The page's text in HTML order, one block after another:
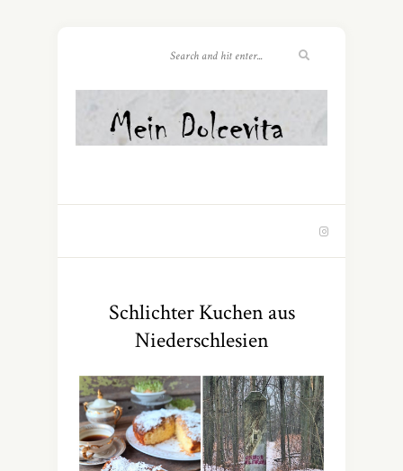
Schlichter Kuchen aus
Niederschlesien